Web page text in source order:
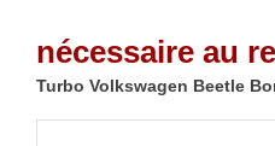
nécessaire au
Turbo Volkswagen Beetle